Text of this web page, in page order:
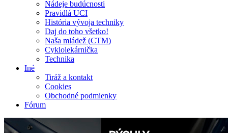
Nádeje budúcnosti
Pravidlá UCI
História vývoja techniky
Daj do toho všetko!
Naša mládež (CTM)
Cyklolekárnička
Technika
Iné
Tiráž a kontakt
Cookies
Obchodné podmienky
Fórum